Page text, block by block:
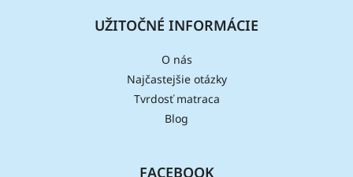
UŽITOČNÉ INFORMÁCIE
O nás
Najčastejšie otázky
Tvrdosť matraca
Blog
FACEBOOK